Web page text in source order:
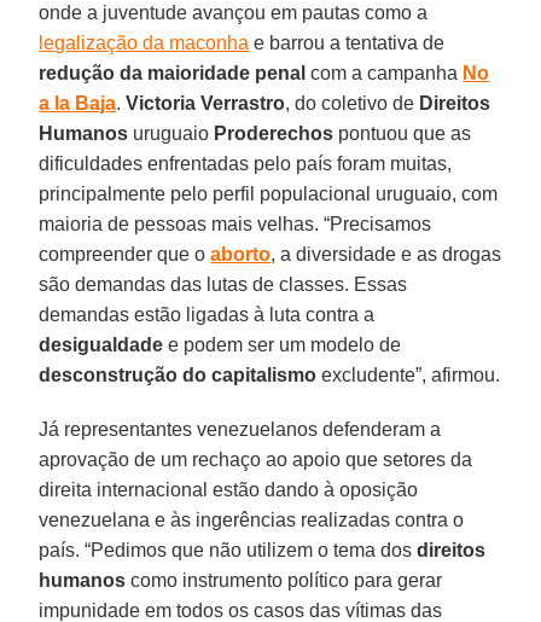
onde a juventude avançou em pautas como a
legalização da maconha e barrou a tentativa de
redução da maioridade penal com a campanha No
a la Baja.Victoria Verrastro, do coletivo de Direitos
Humanos uruguaio Proderechos pontuou que as
dificuldades enfrentadas pelo país foram muitas,
principalmente pelo perfil populacional uruguaio, com
maioria de pessoas mais velhas. “Precisamos
compreender que oaborto, a diversidade e as drogas
são demandas das lutas de classes. Essas
demandas estão ligadas à luta contra a
desigualdade e podem ser um modelo de
desconstrução do capitalismo excludente”, afirmou.
Já representantes venezuelanos defenderam a
aprovação de um rechaço ao apoio que setores da
direita internacional estão dando à oposição
venezuelana e às ingerências realizadas contra o
país. “Pedimos que não utilizem o tema dosdireitos
humanos como instrumento político para gerar
impunidade em todos os casos das vítimas das